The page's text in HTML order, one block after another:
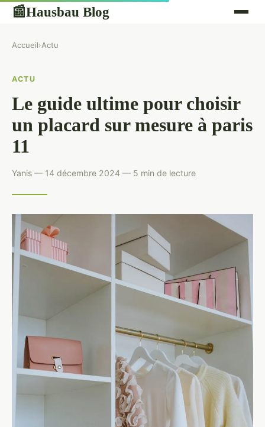
📰Hausbau Blog
Accueil›Actu
ACTU
Le guide ultime pour choisir
un placard sur mesure à paris
11
Yanis — 14 décembre 2024 — 5 min de lecture